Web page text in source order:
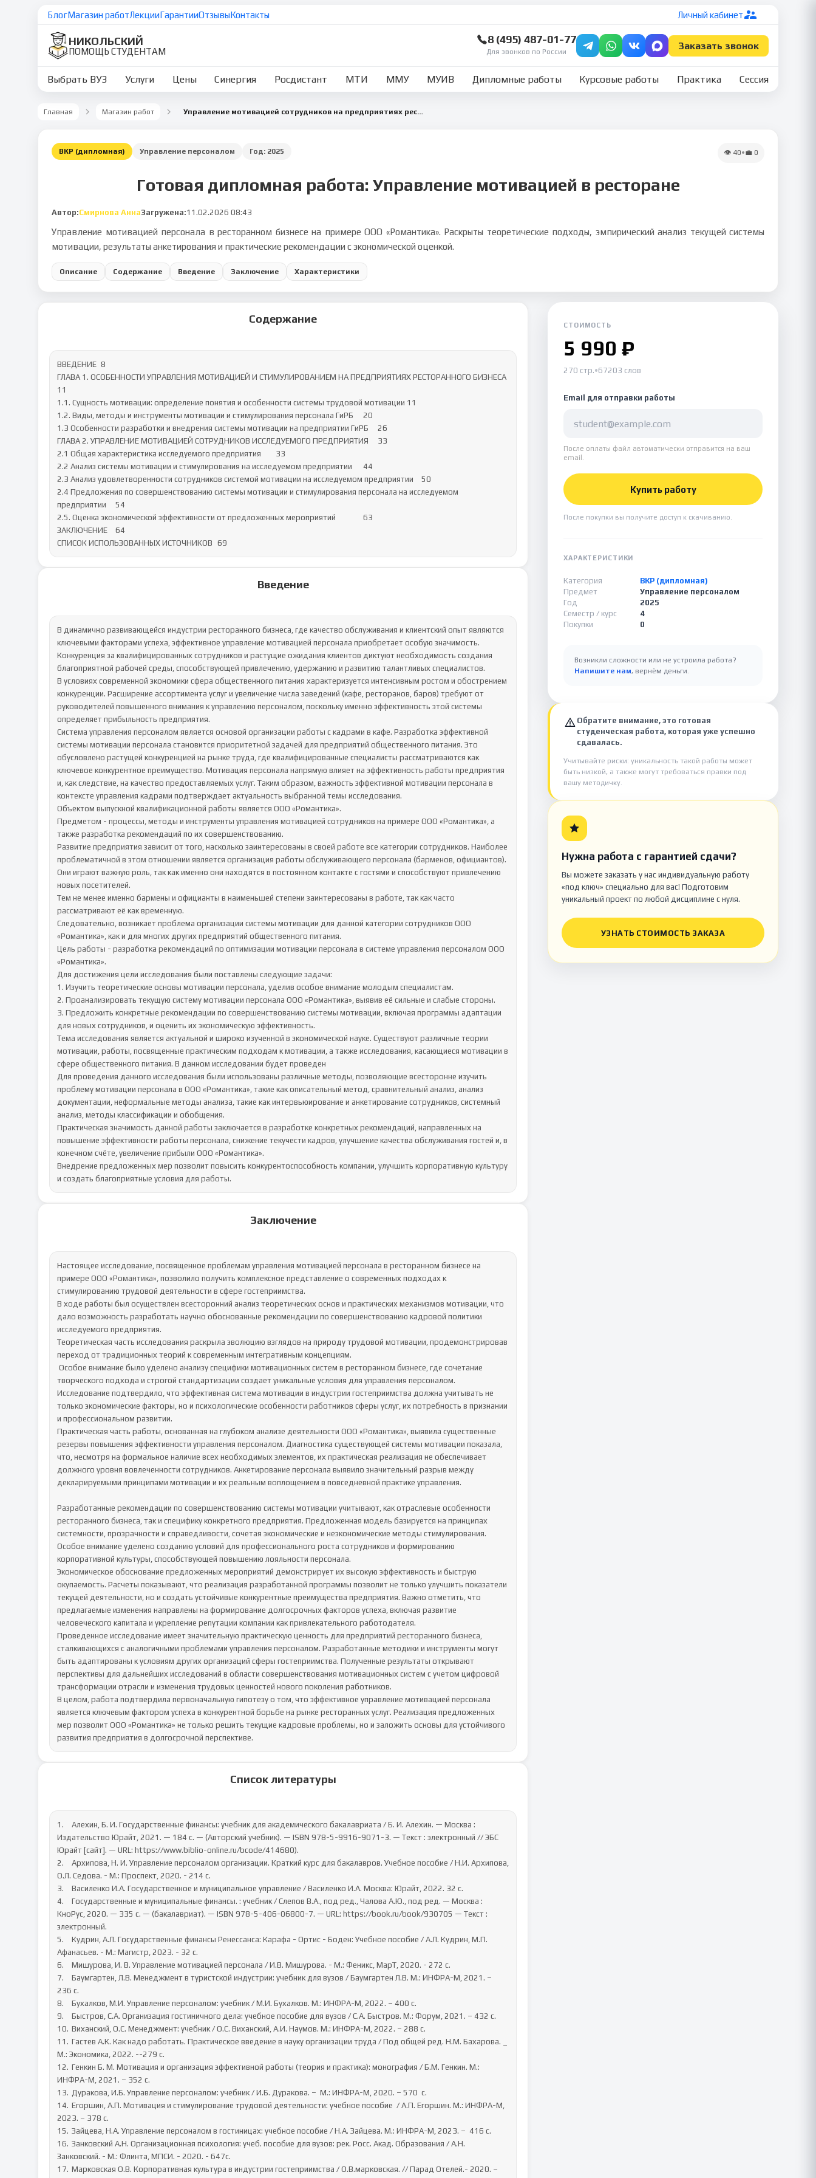
БлогМагазин работЛекцииГарантииОтзывыКонтакты Личный кабинет
НИКОЛЬСКИЙ
ПОМОЩЬ СТУДЕНТАМ
8 (495) 487-01-77
Для звонков по России
Заказать звонок
Выбрать ВУЗ Услуги Цены Синергия Росдистант МТИ ММУ МУИВ Дипломные работы Курсовые работы Практика Сессия
Главная Магазин работ Управление мотивацией сотрудников на предприятиях ресторанного бизнеса (на примере ООО Романтика)
ВКР (дипломная) Управление персоналом Год: 2025 👁 40•💼 0
Готовая дипломная работа: Управление мотивацией в ресторане
Автор:Смирнова АннаЗагружена:11.02.2026 08:43
Управление мотивацией персонала в ресторанном бизнесе на примере ООО «Романтика». Раскрыты теоретические подходы, эмпирический анализ текущей системы
мотивации, результаты анкетирования и практические рекомендации с экономической оценкой.
Описание Содержание Введение Заключение Характеристики
Содержание
ВВЕДЕНИЕ	8
ГЛАВА 1. ОСОБЕННОСТИ УПРАВЛЕНИЯ МОТИВАЦИЕЙ И СТИМУЛИРОВАНИЕМ НА ПРЕДПРИЯТИЯХ РЕСТОРАННОГО БИЗНЕСА
11
1.1. Сущность мотивации: определение понятия и особенности системы трудовой мотивации	11
1.2. Виды, методы и инструменты мотивации и стимулирования персонала ГиРБ	20
1.3 Особенности разработки и внедрения системы мотивации на предприятии ГиРБ	26
ГЛАВА 2. УПРАВЛЕНИЕ МОТИВАЦИЕЙ СОТРУДНИКОВ ИССЛЕДУЕМОГО ПРЕДПРИЯТИЯ	33
2.1 Общая характеристика исследуемого предприятия	33
2.2 Анализ системы мотивации и стимулирования на исследуемом предприятии	44
2.3 Анализ удовлетворенности сотрудников системой мотивации на исследуемом предприятии	50
2.4 Предложения по совершенствованию системы мотивации и стимулирования персонала на исследуемом
предприятии	54
2.5. Оценка экономической эффективности от предложенных мероприятий		63
ЗАКЛЮЧЕНИЕ	64
СПИСОК ИСПОЛЬЗОВАННЫХ ИСТОЧНИКОВ	69
Введение
В динамично развивающейся индустрии ресторанного бизнеса, где качество обслуживания и клиентский опыт являются
ключевыми факторами успеха, эффективное управление мотивацией персонала приобретает особую значимость.
Конкуренция за квалифицированных сотрудников и растущие ожидания клиентов диктуют необходимость создания
благоприятной рабочей среды, способствующей привлечению, удержанию и развитию талантливых специалистов.
В условиях современной экономики сфера общественного питания характеризуется интенсивным ростом и обострением
конкуренции. Расширение ассортимента услуг и увеличение числа заведений (кафе, ресторанов, баров) требуют от
руководителей повышенного внимания к управлению персоналом, поскольку именно эффективность этой системы
определяет прибыльность предприятия.
Система управления персоналом является основой организации работы с кадрами в кафе. Разработка эффективной
системы мотивации персонала становится приоритетной задачей для предприятий общественного питания. Это
обусловлено растущей конкуренцией на рынке труда, где квалифицированные специалисты рассматриваются как
ключевое конкурентное преимущество. Мотивация персонала напрямую влияет на эффективность работы предприятия
и, как следствие, на качество предоставляемых услуг. Таким образом, важность эффективной мотивации персонала в
контексте управления кадрами подтверждает актуальность выбранной темы исследования.
Объектом выпускной квалификационной работы является ООО «Романтика».
Предметом - процессы, методы и инструменты управления мотивацией сотрудников на примере ООО «Романтика», а
также разработка рекомендаций по их совершенствованию.
Развитие предприятия зависит от того, насколько заинтересованы в своей работе все категории сотрудников. Наиболее
проблематичной в этом отношении является организация работы обслуживающего персонала (барменов, официантов).
Они играют важную роль, так как именно они находятся в постоянном контакте с гостями и способствуют привлечению
новых посетителей.
Тем не менее именно бармены и официанты в наименьшей степени заинтересованы в работе, так как часто
рассматривают её как временную.
Следовательно, возникает проблема организации системы мотивации для данной категории сотрудников ООО
«Романтика», как и для многих других предприятий общественного питания.
Цель работы - разработка рекомендаций по оптимизации мотивации персонала в системе управления персоналом ООО
«Романтика».
Для достижения цели исследования были поставлены следующие задачи:
1. Изучить теоретические основы мотивации персонала, уделив особое внимание молодым специалистам.
2. Проанализировать текущую систему мотивации персонала ООО «Романтика», выявив её сильные и слабые стороны.
3. Предложить конкретные рекомендации по совершенствованию системы мотивации, включая программы адаптации
для новых сотрудников, и оценить их экономическую эффективность.
Тема исследования является актуальной и широко изученной в экономической науке. Существуют различные теории
мотивации, работы, посвященные практическим подходам к мотивации, а также исследования, касающиеся мотивации в
сфере общественного питания. В данном исследовании будет проведен
Для проведения данного исследования были использованы различные методы, позволяющие всесторонне изучить
проблему мотивации персонала в ООО «Романтика», такие как описательный метод, сравнительный анализ, анализ
документации, неформальные методы анализа, такие как интервьюирование и анкетирование сотрудников, системный
анализ, методы классификации и обобщения.
Практическая значимость данной работы заключается в разработке конкретных рекомендаций, направленных на
повышение эффективности работы персонала, снижение текучести кадров, улучшение качества обслуживания гостей и, в
конечном счёте, увеличение прибыли ООО «Романтика».
Внедрение предложенных мер позволит повысить конкурентоспособность компании, улучшить корпоративную культуру
и создать благоприятные условия для работы.
Заключение
Настоящее исследование, посвященное проблемам управления мотивацией персонала в ресторанном бизнесе на
примере ООО «Романтика», позволило получить комплексное представление о современных подходах к
стимулированию трудовой деятельности в сфере гостеприимства.
В ходе работы был осуществлен всесторонний анализ теоретических основ и практических механизмов мотивации, что
дало возможность разработать научно обоснованные рекомендации по совершенствованию кадровой политики
исследуемого предприятия.
Теоретическая часть исследования раскрыла эволюцию взглядов на природу трудовой мотивации, продемонстрировав
переход от традиционных теорий к современным интегративным концепциям.
творческого подхода и строгой стандартизации создает уникальные условия для управления персоналом.
Исследование подтвердило, что эффективная система мотивации в индустрии гостеприимства должна учитывать не
только экономические факторы, но и психологические особенности работников сферы услуг, их потребность в признании
и профессиональном развитии.
Практическая часть работы, основанная на глубоком анализе деятельности ООО «Романтика», выявила существенные
резервы повышения эффективности управления персоналом. Диагностика существующей системы мотивации показала,
что, несмотря на формальное наличие всех необходимых элементов, их практическая реализация не обеспечивает
должного уровня вовлеченности сотрудников. Анкетирование персонала выявило значительный разрыв между
декларируемыми принципами мотивации и их реальным воплощением в повседневной практике управления.
Разработанные рекомендации по совершенствованию системы мотивации учитывают, как отраслевые особенности
ресторанного бизнеса, так и специфику конкретного предприятия. Предложенная модель базируется на принципах
системности, прозрачности и справедливости, сочетая экономические и неэкономические методы стимулирования.
Особое внимание уделено созданию условий для профессионального роста сотрудников и формированию
корпоративной культуры, способствующей повышению лояльности персонала.
Экономическое обоснование предложенных мероприятий демонстрирует их высокую эффективность и быструю
окупаемость. Расчеты показывают, что реализация разработанной программы позволит не только улучшить показатели
текущей деятельности, но и создать устойчивые конкурентные преимущества предприятия. Важно отметить, что
предлагаемые изменения направлены на формирование долгосрочных факторов успеха, включая развитие
человеческого капитала и укрепление репутации компании как привлекательного работодателя.
Проведенное исследование имеет значительную практическую ценность для предприятий ресторанного бизнеса,
сталкивающихся с аналогичными проблемами управления персоналом. Разработанные методики и инструменты могут
быть адаптированы к условиям других организаций сферы гостеприимства. Полученные результаты открывают
перспективы для дальнейших исследований в области совершенствования мотивационных систем с учетом цифровой
трансформации отрасли и изменения трудовых ценностей нового поколения работников.
В целом, работа подтвердила первоначальную гипотезу о том, что эффективное управление мотивацией персонала
является ключевым фактором успеха в конкурентной борьбе на рынке ресторанных услуг. Реализация предложенных
мер позволит ООО «Романтика» не только решить текущие кадровые проблемы, но и заложить основы для устойчивого
развития предприятия в долгосрочной перспективе.
Список литературы
1.	Алехин, Б. И. Государственные финансы: учебник для академического бакалавриата / Б. И. Алехин. — Москва :
Издательство Юрайт, 2021. — 184 с. — (Авторский учебник). — ISBN 978-5-9916-9071-3. — Текст : электронный // ЭБС
Юрайт [сайт]. — URL: https://www.biblio-online.ru/bcode/414680).
2.	Архипова, Н. И. Управление персоналом организации. Краткий курс для бакалавров. Учебное пособие / Н.И. Архипова,
О.Л. Седова. - М.: Проспект, 2020. - 214 c.
3.	Василенко И.А. Государственное и муниципальное управление / Василенко И.А. Москва: Юрайт, 2022. 32 с.
4.	Государственные и муниципальные финансы. : учебник / Слепов В.А., под ред., Чалова А.Ю., под ред. — Москва :
КноРус, 2020. — 335 с. — (бакалавриат). — ISBN 978-5-406-06800-7. — URL: https://book.ru/book/930705 — Текст :
электронный.
5.	Кудрин, А.Л. Государственные финансы Ренессанса: Карафа - Ортис - Боден: Учебное пособие / А.Л. Кудрин, М.П.
Афанасьев. - М.: Магистр, 2023. - 32 c.
6.	Мишурова, И. В. Управление мотивацией персонала / И.В. Мишурова. - М.: Феникс, МарТ, 2020. - 272 c.
7.	Баумгартен, Л.В. Менеджмент в туристской индустрии: учебник для вузов / Баумгартен Л.В. М.: ИНФРА-М, 2021. –
236 c.
8.	Бухалков, М.И. Управление персоналом: учебник / М.И. Бухалков. М.: ИНФРА-М, 2022. – 400 c.
9.	Быстров, С.А. Организация гостиничного дела: учебное пособие для вузов / С.А. Быстров. М.: Форум, 2021. – 432 с.
10.	Виханский, О.С. Менеджмент: учебник / О.С. Виханский, А.И. Наумов. М.: ИНФРА-М, 2022. – 288 c.
11.	Гастев А.К. Как надо работать. Практическое введение в науку организации труда / Под общей ред. Н.М. Бахарова. _
М.: Экономика, 2022. --279 с.
12.	Генкин Б. М. Мотивация и организация эффективной работы (теория и практика): монография / Б.М. Генкин. М.:
ИНФРА-М, 2021. – 352 с.
13.	Дуракова, И.Б. Управление персоналом: учебник / И.Б. Дуракова. –  М.: ИНФРА-М, 2020. – 570  с.
14.	Егоршин, А.П. Мотивация и стимулирование трудовой деятельности: учебное пособие  / А.П. Егоршин. М.: ИНФРА-М,
2023. – 378 c.
15.	Зайцева, Н.А. Управление персоналом в гостиницах: учебное пособие / Н.А. Зайцева. М.: ИНФРА-М, 2023. –  416 с.
16.	Занковский А.Н. Организационная психология: учеб. пособие для вузов: рек. Росс. Акад. Образования / А.Н.
Занковский. - М.: Флинта, МПСИ. - 2020. - 647с.
17.	Марковская О.В. Корпоративная культура в индустрии гостеприимства / О.В.марковская. // Парад Отелей.- 2020. –
СТОИМОСТЬ
5 990 ₽
270 стр.•67203 слов
Email для отправки работы
После оплаты файл автоматически отправится на ваш
email.
Купить работу
После покупки вы получите доступ к скачиванию.
ХАРАКТЕРИСТИКИ
Категория
ВКР (дипломная)
Предмет
Управление персоналом
Год
2025
Семестр / курс
4
Покупки
0
Возникли сложности или не устроила работа?
Напишите нам, вернём деньги.
Обратите внимание, это готовая
студенческая работа, которая уже успешно
сдавалась.
Учитывайте риски: уникальность такой работы может
быть низкой, а также могут требоваться правки под
вашу методичку.
Нужна работа с гарантией сдачи?
Вы можете заказать у нас индивидуальную работу
«под ключ» специально для вас! Подготовим
уникальный проект по любой дисциплине с нуля.
УЗНАТЬ СТОИМОСТЬ ЗАКАЗА